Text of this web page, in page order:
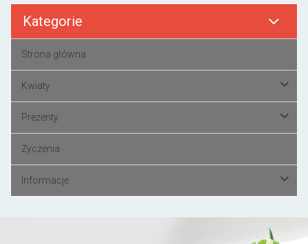
Kategorie
Strona główna
Kwiaty
Prezenty
Życzenia
Informacje